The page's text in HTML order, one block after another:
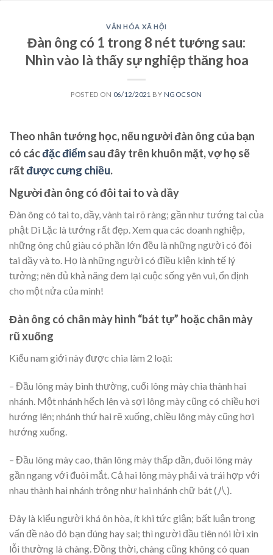
VĂN HÓA XÃ HỘI
Đàn ông có 1 trong 8 nét tướng sau:
Nhìn vào là thấy sự nghiệp thăng hoa
POSTED ON 06/12/2021 BY NGOCSON
Theo nhân tướng học, nếu người đàn ông của bạn
có cácđặc điểmsau đây trên khuôn mặt, vợ họ sẽ
rấtđược cưng chiều.
Người đàn ông có đôi tai to và dầy
Đàn ông có tai to, dầy, vành tai rõ ràng; gần như tướng tai của
phật Di Lặc là tướng rất đẹp. Xem qua các doanh nghiệp,
những ông chủ giàu có phần lớn đều là những người có đôi
tai dầy và to. Họ là những người có điều kiện kinh tế lý
tưởng; nên đủ khả năng đem lại cuộc sống yên vui, ổn định
cho một nửa của mình!
Đàn ông có chân mày hình “bát tự” hoặc chân mày
rũ xuống
Kiểu nam giới này được chia làm 2 loại:
– Đầu lông mày bình thường, cuối lông mày chia thành hai
nhánh. Một nhánh hếch lên và sợi lông mày cũng có chiều hơi
hướng lên; nhánh thứ hai rẽ xuống, chiều lông mày cũng hơi
hướng xuống.
– Đầu lông mày cao, thân lông mày thấp dần, đuôi lông mày
gần ngang với đuôi mắt. Cả hai lông mày phải và trái hợp với
nhau thành hai nhánh trông như hai nhánh chữ bát (八).
Đây là kiểu người khá ôn hòa, ít khi tức giận; bất luận trong
vấn đề nào đó bạn đúng hay sai; thì người đầu tiên nói lời xin
lỗi thường là chàng. Đồng thời, chàng cũng không có quan